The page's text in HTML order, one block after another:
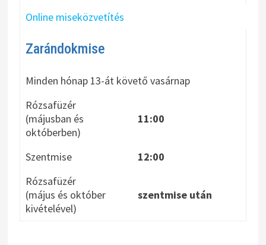
Online miseközvetítés
Zarándokmise
Minden hónap 13-át követő vasárnap
Rózsafüzér
(májusban és
októberben)
11:00
Szentmise
12:00
Rózsafüzér
(május és október
kivételével)
szentmise után